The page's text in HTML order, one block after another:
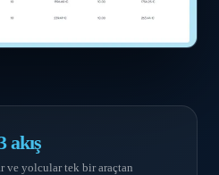
akış
ve yolcular tek bir araçtan